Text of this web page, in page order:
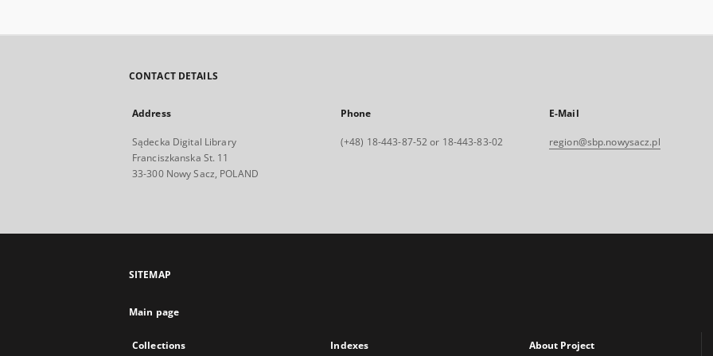
CONTACT DETAILS
Address
Sądecka Digital Library
Franciszkanska St. 11
33-300 Nowy Sacz, POLAND
Phone
(+48) 18-443-87-52 or 18-443-83-02
E-Mail
region@sbp.nowysacz.pl
SITEMAP
Main page
Collections Indexes About Project